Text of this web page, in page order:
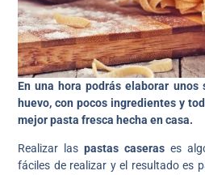
En una hora podrás elaborar unos
huevo, con pocos ingredientes y
mejor pasta fresca hecha en casa.
Realizar laspastas caseras es
fáciles de realizar y el resultado es